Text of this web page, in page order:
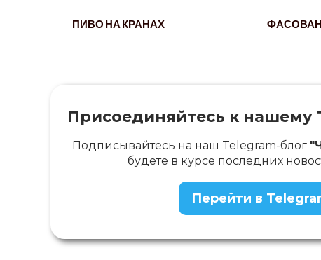
ПИВО НА КРАНАХ
Присоединяйтесь к нашему
Подписывайтесь на наш Telegram-блог
будете в курсе последних
Перейти в